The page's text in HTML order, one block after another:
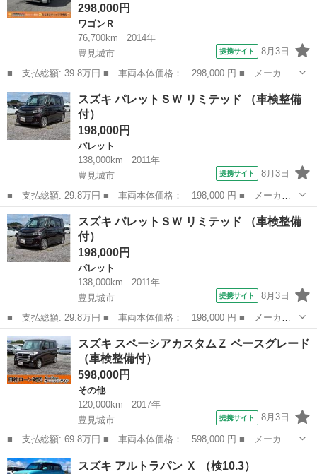
298,000円
ワゴンＲ
76,700km
2014年
豊見城市
提携サイト 8月3日
■ 支払総額: 39.8万円 ■ 車両本体価格： 298,000 円 ■ メーカー
名： スズキ ■ 車種名： ワゴンＲ ■ グレード名： ＦＺ 車検
整備付き ナビ テレビ Ｂｌｕｅｔｏｏｔｈ スマートキー プッ
シュスタート...
沖縄 豊見城市 ワゴンＲ
スズキ パレットＳＷ リミテッド （車検整備
付）
198,000円
パレット
138,000km
2011年
豊見城市
提携サイト 8月3日
■ 支払総額: 29.8万円 ■ 車両本体価格： 198,000 円 ■ メーカー
名： スズキ ■ 車種名： パレットＳＷ ■ グレード名： リミテ
ッド ■ 排気量： 660cc ■ ドア枚数： 5D ■ ミッション： C...
沖縄 豊見城市 パレット
スズキ パレットＳＷ リミテッド （車検整備
付）
198,000円
パレット
138,000km
2011年
豊見城市
提携サイト 8月3日
■ 支払総額: 29.8万円 ■ 車両本体価格： 198,000 円 ■ メーカー
名： スズキ ■ 車種名： パレットＳＷ ■ グレード名： リミテ
ッド ■ 排気量： 660cc ■ ドア枚数： 5D ■ ミッション： C...
沖縄 豊見城市 パレット
スズキ スペーシアカスタムＺ ベースグレード
（車検整備付）
598,000円
その他
120,000km
2017年
豊見城市
提携サイト 8月3日
■ 支払総額: 69.8万円 ■ 車両本体価格： 598,000 円 ■ メーカー
名： スズキ ■ 車種名： スペーシアカスタムＺ ■ グレード
名： ベースグレード ■ 排気量： 660cc ■ ドア枚数： 5D ■ ミ
沖縄 豊見城市 その他
スズキ アルトラパン Ｘ （検10.3）